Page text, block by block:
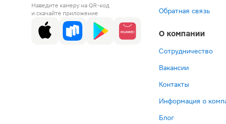
Наведите камеру на QR-код
и скачайте приложение
Обратная связь
О компании
Сотрудничество
Вакансии
Контакты
Информация о
Блог